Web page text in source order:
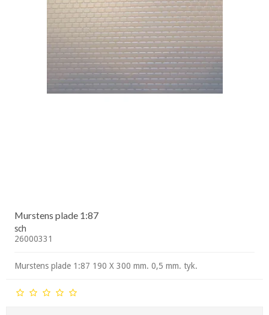
Murstens plade 1:87
sch
26000331
Murstens plade 1:87 190 X 300 mm. 0,5 mm. tyk.